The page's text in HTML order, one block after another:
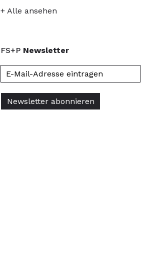
+ Alle ansehen
FS+P Newsletter